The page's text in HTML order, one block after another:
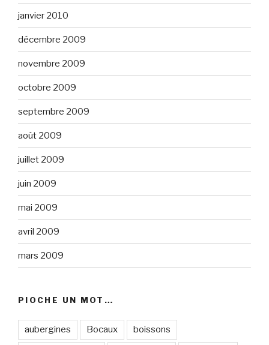
janvier 2010
décembre 2009
novembre 2009
octobre 2009
septembre 2009
août 2009
juillet 2009
juin 2009
mai 2009
avril 2009
mars 2009
PIOCHE UN MOT…
aubergines Bocaux boissons